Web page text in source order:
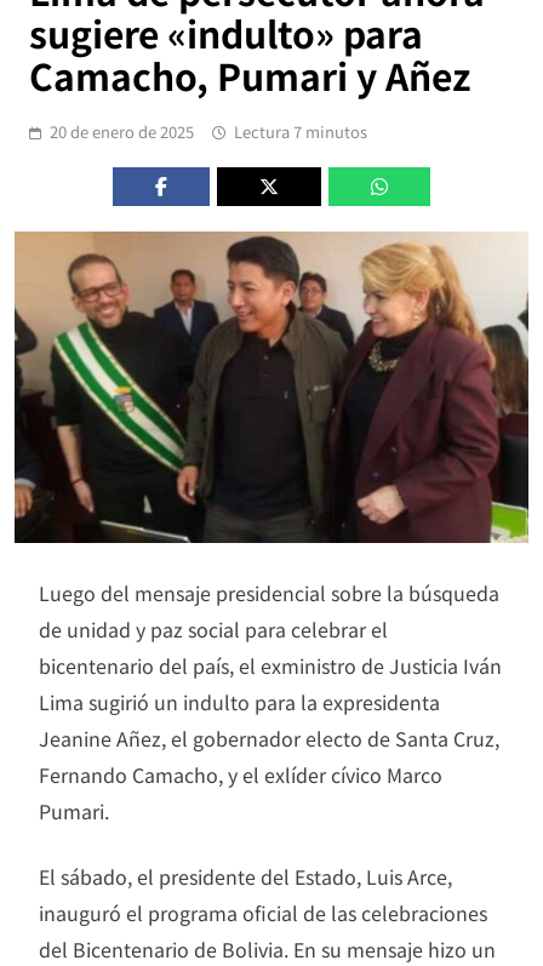
sugiere «indulto» para
Camacho, Pumari y Añez
20 de enero de 2025 Lectura 7 minutos
Luego del mensaje presidencial sobre la búsqueda
de unidad y paz social para celebrar el
bicentenario del país, el exministro de Justicia Iván
Lima sugirió un indulto para la expresidenta
Jeanine Añez, el gobernador electo de Santa Cruz,
Fernando Camacho, y el exlíder cívico Marco
Pumari.
El sábado, el presidente del Estado, Luis Arce,
inauguró el programa oficial de las celebraciones
del Bicentenario de Bolivia. En su mensaje hizo un